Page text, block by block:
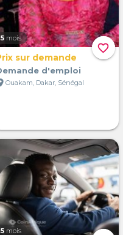
favorite_border
5 mois
sur demande
d'emploi
Ouakam, Dakar, Sénégal
5 mois